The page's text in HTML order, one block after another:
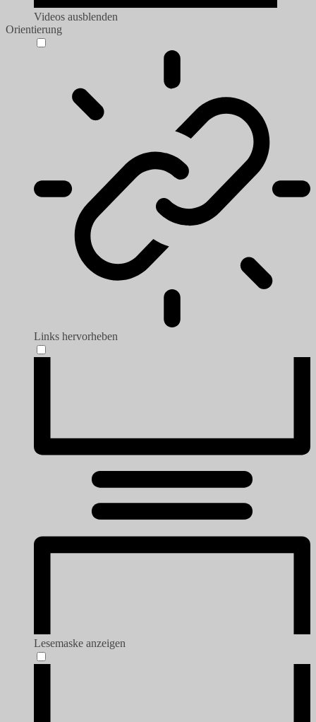
Videos ausblenden
Orientierung
Links hervorheben
Lesemaske anzeigen